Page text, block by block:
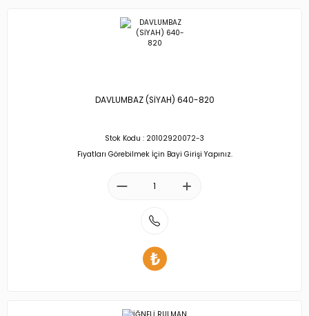
DAVLUMBAZ (SİYAH) 640-820
Stok Kodu : 20102920072-3
Fiyatları Görebilmek İçin Bayi Girişi Yapınız.